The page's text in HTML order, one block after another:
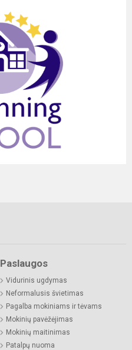
Paslaugos
Vidurinis ugdymas
Neformalusis švietimas
Pagalba mokiniams ir tėvams
Mokinių pavėžėjimas
Mokinių maitinimas
Patalpų nuoma